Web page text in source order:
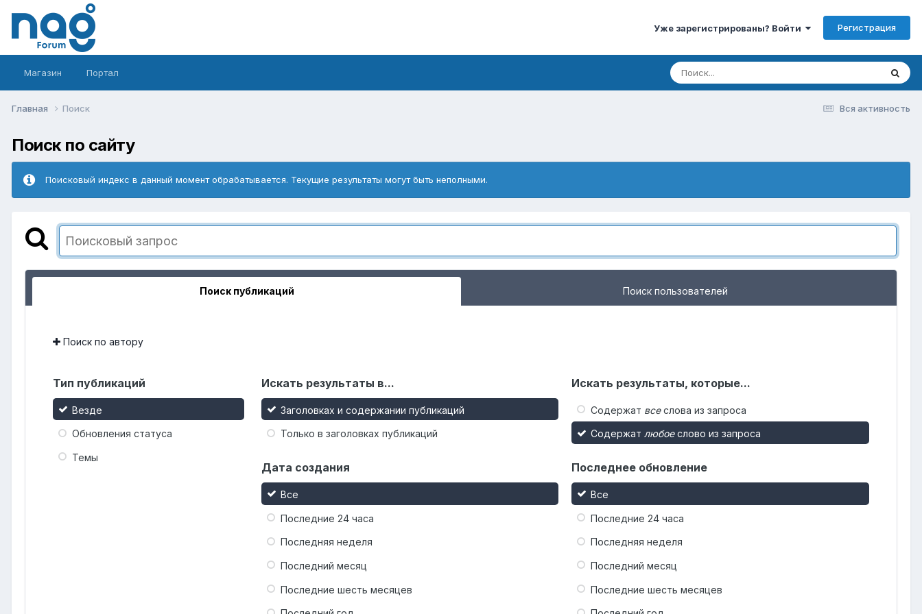
Уже зарегистрированы? Войти Регистрация
Магазин Портал
Вся активность
Главная Поиск
Поиск по сайту
Поисковый индекс в данный момент обрабатывается. Текущие результаты могут быть неполными.
Поиск публикаций Поиск пользователей
Поиск по автору
Тип публикаций
Везде
Обновления статуса
Темы
Искать результаты в...
Заголовках и содержании публикаций
Только в заголовках публикаций
Искать результаты, которые...
Содержат всеслова из запроса
Содержат любоеслово из запроса
Дата создания
Все
Последние 24 часа
Последняя неделя
Последний месяц
Последние шесть месяцев
Последнее обновление
Все
Последние 24 часа
Последняя неделя
Последний месяц
Последние шесть месяцев